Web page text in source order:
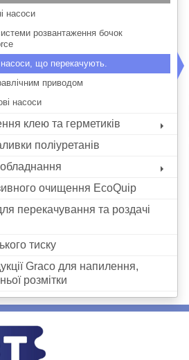
насоси
розвантаження бочок
що перекачують.
приводом
насоси
клею та герметиків
поліуретанів
очищення EcoQuip
перекачування та роздачі
тиску
Graco для напилення,
розмітки